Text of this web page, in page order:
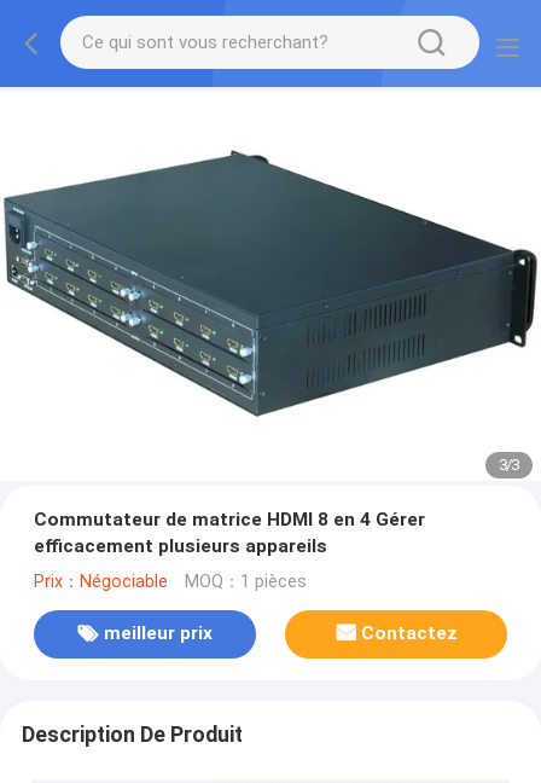
3/3
Commutateur de matrice HDMI 8 en 4 Gérer
efficacement plusieurs appareils
Prix：Négociable MOQ：1 pièces
meilleur prix Contactez
Description De Produit